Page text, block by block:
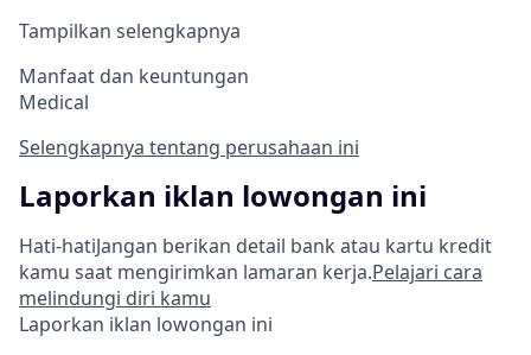
Tampilkan selengkapnya
Manfaat dan keuntungan
Medical
Selengkapnya tentang perusahaan ini
Laporkan iklan lowongan ini
Hati-hatiJangan berikan detail bank atau kartu kredit
kamu saat mengirimkan lamaran kerja.Pelajari cara
melindungi diri kamu
Laporkan iklan lowongan ini